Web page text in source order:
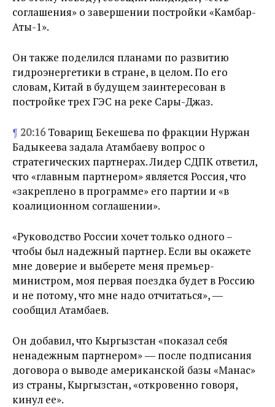
соглашения» о завершении постройки «Камбар-
Аты-1».
Он также поделился планами по развитию
гидроэнергетики в стране, в целом. По его
словам, Китай в будущем заинтересован в
постройке трех ГЭС на реке Сары-Джаз.
¶ 20:16Товарищ Бекешева по фракции Нуржан
Бадыкеева задала Атамбаеву вопрос о
стратегических партнерах. Лидер СДПК ответил,
что «главным партнером» является Россия, что
«закреплено в программе» его партии и «в
коалиционном соглашении».
«Руководство России хочет только одного –
чтобы был надежный партнер. Если вы окажете
мне доверие и выберете меня премьер-
министром, моя первая поездка будет в Россию
и не потому, что мне надо отчитаться», ―
сообщил Атамбаев.
Он добавил, что Кыргызстан «показал себя
ненадежным партнером» ― после подписания
договора о выводе американской базы «Манас»
из страны, Кыргызстан, «откровенно говоря,
кинул ее».